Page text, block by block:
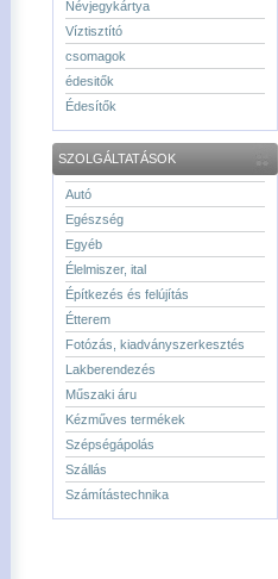
Névjegykártya
Víztisztító
csomagok
édesitők
Édesítők
SZOLGÁLTATÁSOK
Autó
Egészség
Egyéb
Élelmiszer, ital
Építkezés és felújítás
Étterem
Fotózás, kiadványszerkesztés
Lakberendezés
Műszaki áru
Kézműves termékek
Szépségápolás
Szállás
Számítástechnika